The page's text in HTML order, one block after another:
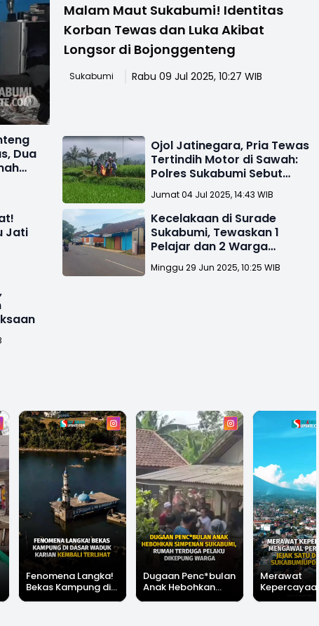
Malam Maut Sukabumi! Identitas
Korban Tewas dan Luka Akibat
Longsor di Bojonggenteng
Sukabumi Rabu 09 Jul 2025, 10:27 WIB
Dua
Ojol Jatinegara, Pria Tewas
Tertindih Motor di Sawah:
Polres Sukabumi Sebut
Tersesat Google Maps
Jumat 04 Jul 2025, 14:43 WIB
Jati
Kecelakaan di Surade
Sukabumi, Tewaskan 1
Pelajar dan 2 Warga
Dirawat Intensif
Minggu 29 Jun 2025, 10:25 WIB
Fenomena Langka!
Bekas Kampung di
Dasar Waduk Karian
Dugaan Penc*bulan
Anak Hebohkan
Simpenan
Merawat
Kepercayaan,
Mengawal